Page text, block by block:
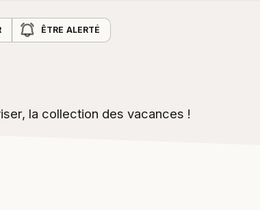
ÊTRE ALERTÉ
la collection des vacances !